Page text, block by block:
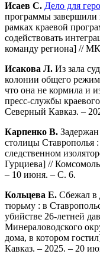
Исаев С. Дело для
программы завершили
рамках краевой
содействовать
команду региона] //
Исакова Л. Из зала
колонии общего
что она не кормила и
пресс-службы
Северный Кавказ. –
Карпенко В.
столицы Ставрополья
следственном
Гурциева] //
– 10 июня. – С. 6.
Кольцева Е. Сбежал в
тюрьму : в
убийстве 26-летней
Минераловодского
дома, в котором
Кавказ. – 2025. – 20